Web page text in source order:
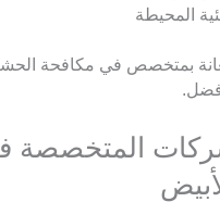
المحيطة
بمتخصص في مكافحة
المتخصصة